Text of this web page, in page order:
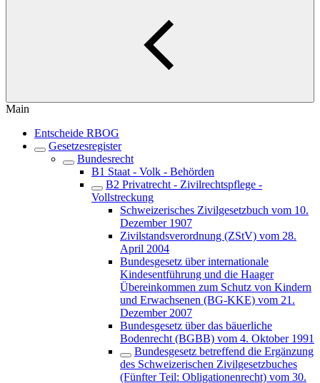
Main
Entscheide RBOG
Gesetzesregister
Bundesrecht
B1 Staat - Volk - Behörden
B2 Privatrecht - Zivilrechtspflege -
Vollstreckung
Schweizerisches Zivilgesetzbuch vom 10.
Dezember 1907
Zivilstandsverordnung (ZStV) vom 28.
April 2004
Bundesgesetz über internationale
Kindesentführung und die Haager
Übereinkommen zum Schutz von Kindern
und Erwachsenen (BG-KKE) vom 21.
Dezember 2007
Bundesgesetz über das bäuerliche
Bodenrecht (BGBB) vom 4. Oktober 1991
Bundesgesetz betreffend die Ergänzung
des Schweizerischen Zivilgesetzbuches
(Fünfter Teil: Obligationenrecht) vom 30.